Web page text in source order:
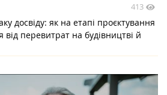
413
досвіду: як на етапі проєктування
від перевитрат на будівництві й